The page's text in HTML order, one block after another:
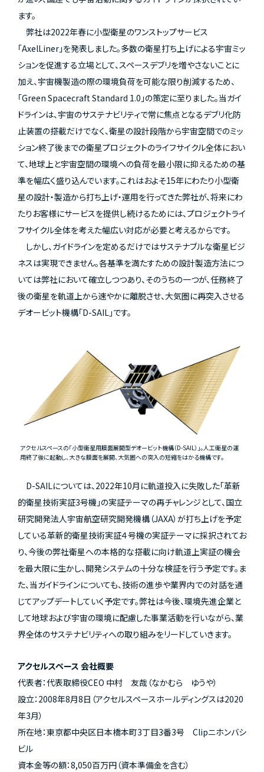
ます。
弊社は2022年春に小型衛星のワンストップサービス
「AxelLiner」を発表しました。多数の衛星打ち上げによる宇宙ミッ
ションを促進する立場として、スペースデブリを増やさないことに
加え、宇宙機製造の際の環境負荷を可能な限り削減するため、
「Green Spacecraft Standard 1.0」の策定に至りました。当ガイ
ドラインは、宇宙のサステナビリティで常に焦点となるデブリ化防
止装置の搭載だけでなく、衛星の設計段階から宇宙空間でのミッ
ション終了後までの衛星プロジェクトのライフサイクル全体におい
て、地球上と宇宙空間の環境への負荷を最小限に抑えるための基
準を幅広く盛り込んでいます。これはおよそ15年にわたり小型衛
星の設計・製造から打ち上げ・運用を行ってきた弊社が、将来にわ
たりお客様にサービスを提供し続けるためには、プロジェクトライ
フサイクル全体を考えた幅広い対応が必要と考えるからです。
しかし、ガイドラインを定めるだけではサステナブルな衛星ビジ
ネスは実現できません。各基準を満たすための設計製造方法につ
いては弊社において確立しつつあり、そのうちの一つが、任務終了
後の衛星を軌道上から速やかに離脱させ、大気圏に再突入させる
デオービット機構「D-SAIL」です。
アクセルスペースの「小型衛星用膜面展開型デオービット機構（D-SAIL）」。人工衛星の運
用終了後に起動し、大きな膜面を展開、大気圏への突入の短縮をはかる機構です。
D-SAILについては、2022年10月に軌道投入に失敗した「革新
的衛星技術実証3号機」の実証テーマの再チャレンジとして、国立
研究開発法人宇宙航空研究開発機構（JAXA）が打ち上げを予定
している革新的衛星技術実証４号機の実証テーマに採択されてお
り、今後の弊社衛星への本格的な搭載に向け軌道上実証の機会
を最大限に生かし、開発システムの十分な検証を行う予定です。ま
た、当ガイドラインについても、技術の進歩や業界内での対話を通
じてアップデートしていく予定です。弊社は今後、環境先進企業と
して地球および宇宙の環境に配慮した事業活動を行いながら、業
界全体のサステナビリティへの取り組みをリードしていきます。
アクセルスペース 会社概要
代表者：代表取締役CEO 中村 友哉（なかむら ゆうや）
設立：2008年8月8日（アクセルスペースホールディングスは2020
年3月）
所在地：東京都中央区日本橋本町3丁目3番3号 Clipニホンバシ
ビル
資本金等の額：8,050百万円（資本準備金を含む）